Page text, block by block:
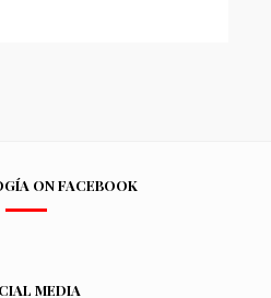
ON FACEBOOK
MEDIA